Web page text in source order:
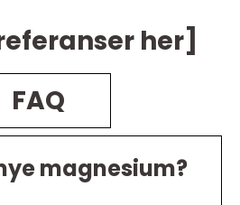
her]
FAQ
magnesium?